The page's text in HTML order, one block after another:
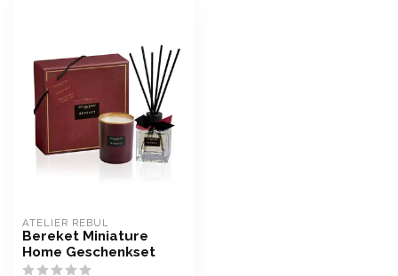
ATELIER REBUL
Bereket Miniature
Home Geschenkset